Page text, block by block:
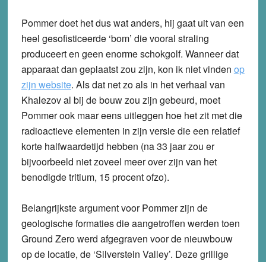
Pommer doet het dus wat anders, hij gaat uit van een
heel gesofisticeerde ‘bom’ die vooral straling
produceert en geen enorme schokgolf. Wanneer dat
apparaat dan geplaatst zou zijn, kon ik niet vinden op
zijn website. Als dat net zo als in het verhaal van
Khalezov al bij de bouw zou zijn gebeurd, moet
Pommer ook maar eens uitleggen hoe het zit met die
radioactieve elementen in zijn versie die een relatief
korte halfwaardetijd hebben (na 33 jaar zou er
bijvoorbeeld niet zoveel meer over zijn van het
benodigde tritium, 15 procent ofzo).
Belangrijkste argument voor Pommer zijn de
geologische formaties die aangetroffen werden toen
Ground Zero werd afgegraven voor de nieuwbouw
op de locatie, de ‘Silverstein Valley’. Deze grillige